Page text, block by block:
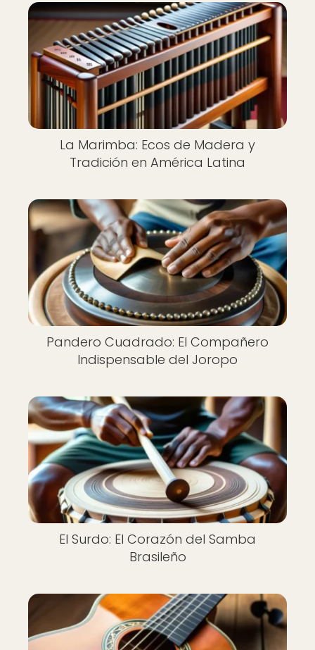
La Marimba: Ecos de Madera y
Tradición en América Latina
Pandero Cuadrado: El Compañero
Indispensable del Joropo
El Surdo: El Corazón del Samba
Brasileño